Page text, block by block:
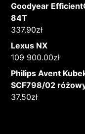
Goodyear
84T
337.90zł
Lexus NX
109 900.00zł
Philips Avent
SCF798/02
37.50zł